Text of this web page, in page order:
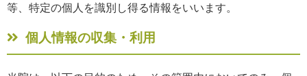
等、特定の個人を識別し得る情報をいいます。
個人情報の収集・利用